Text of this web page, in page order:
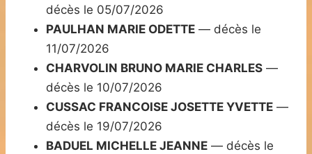
décès le 05/07/2026
PAULHAN MARIE ODETTE — décès le
11/07/2026
CHARVOLIN BRUNO MARIE CHARLES —
décès le 10/07/2026
CUSSAC FRANCOISE JOSETTE YVETTE —
décès le 19/07/2026
BADUEL MICHELLE JEANNE — décès le